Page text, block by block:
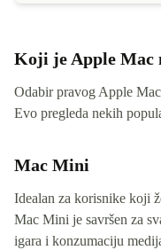
Koji je Apple Mac
Odabir pravog Apple
Evo pregleda nekih
Mac Mini
Idealan za korisnike koji
Mac Mini je savršen za
igara i konzumaciju